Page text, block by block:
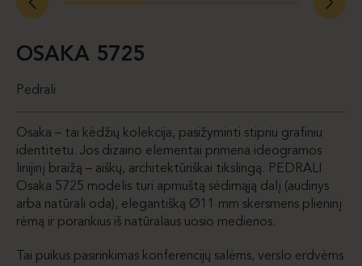
OSAKA 5725
Pedrali
Osaka – tai kėdžių kolekcija, pasižyminti stipriu grafiniu
identitetu. Jos dizaino elementai primena ideogramos
linijinį braižą – aiškų, architektūriškai tikslingą. PEDRALI
Osaka 5725 modelis turi apmuštą sėdimąją dalį (audinys
arba natūrali oda), elegantišką Ø11 mm skersmens plieninį
rėmą ir porankius iš natūralaus uosio medienos.
Tai puikus pasirinkimas konferencijų salėms, verslo erdvėms